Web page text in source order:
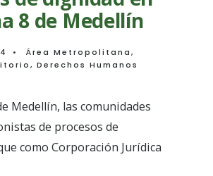
8 de Medellín
• Área Metropolitana,
, Derechos Humanos
Medellín, las comunidades
de procesos de
como Corporación Jurídica